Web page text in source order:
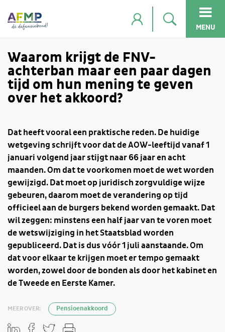
MENU
Waarom krijgt de FNV-
achterban maar een paar dagen
tijd om hun mening te geven
over het akkoord?
Dat heeft vooral een praktische reden. De huidige
wetgeving schrijft voor dat de AOW-leeftijd vanaf 1
januari volgend jaar stijgt naar 66 jaar en acht
maanden. Om dat te voorkomen moet de wet worden
gewijzigd. Dat moet op juridisch zorgvuldige wijze
gebeuren, daarom moet de verandering op tijd
officieel aan de burgers bekend worden gemaakt. Dat
wil zeggen: minstens een half jaar van te voren moet
de wetswijziging in het Staatsblad worden
gepubliceerd. Dat is dus vóór 1 juli aanstaande. Om
dat voor elkaar te krijgen moet er tempo gemaakt
worden, zowel door de bonden als door het kabinet en
de Tweede en Eerste Kamer.
MEER OVER: Pensioenakkoord